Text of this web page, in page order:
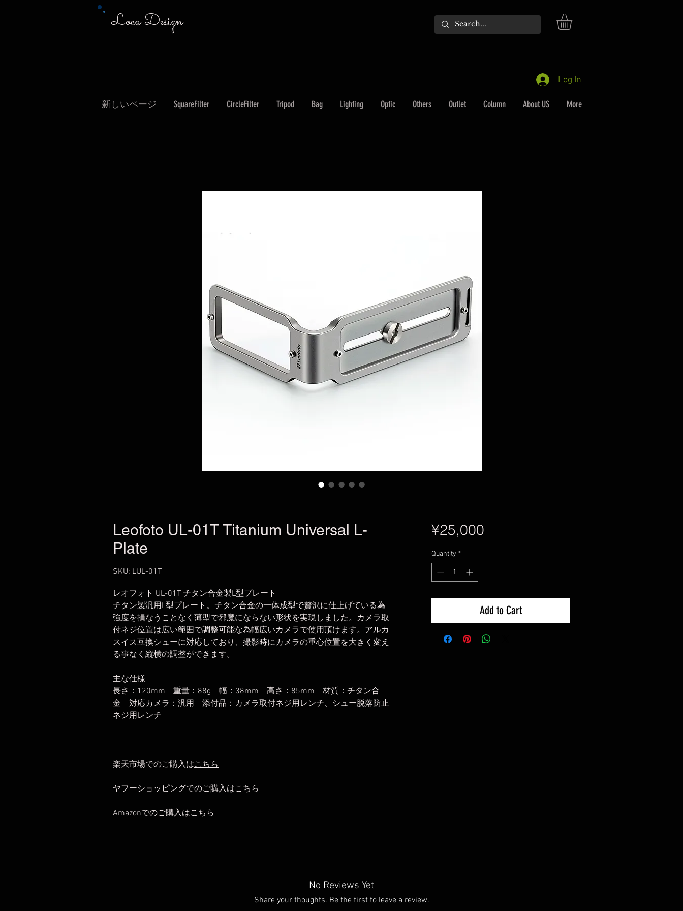
Loca Design
Log In
新しいページ SquareFilter CircleFilter Tripod Bag Lighting Optic Others Outlet Column About US More
Leofoto UL-01T Titanium Universal L-
Plate
SKU: LUL-01T
レオフォト UL-01T チタン合金製L型プレート
チタン製汎用L型プレート。チタン合金の一体成型で贅沢に仕上げている為
強度を損なうことなく薄型で邪魔にならない形状を実現しました。カメラ取
付ネジ位置は広い範囲で調整可能な為幅広いカメラで使用頂けます。アルカ
スイス互換シューに対応しており、撮影時にカメラの重心位置を大きく変え
る事なく縦横の調整ができます。
主な仕様
長さ：120mm 重量：88g 幅：38mm 高さ：85mm 材質：チタン合
金 対応カメラ：汎用 添付品：カメラ取付ネジ用レンチ、シュー脱落防止
ネジ用レンチ
楽天市場でのご購入はこちら
ヤフーショッピングでのご購入はこちら
Amazonでのご購入はこちら
¥25,000Price
Quantity *
Add to Cart
No Reviews Yet
Share your thoughts. Be the first to leave a review.